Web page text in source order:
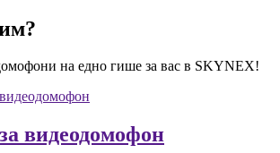
на едно гише за вас в SKYNEX!
видеодомофон